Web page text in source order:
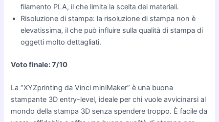
filamento PLA, il che limita la scelta dei materiali.
Risoluzione di stampa: la risoluzione di stampa non è
elevatissima, il che può influire sulla qualità di stampa di
oggetti molto dettagliati.
Voto finale: 7/10
La “XYZprinting da Vinci miniMaker” è una buona
stampante 3D entry-level, ideale per chi vuole avvicinarsi al
mondo della stampa 3D senza spendere troppo. È facile da